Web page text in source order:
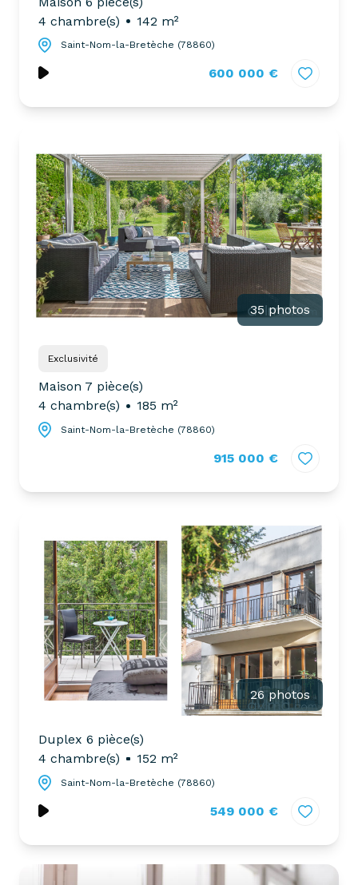
4 chambre(s)
142 m²
Saint-Nom-la-Bretèche (78860)
600 000 €
35 photos
Exclusivité
Maison 7 pièce(s)
4 chambre(s)
185 m²
Saint-Nom-la-Bretèche (78860)
915 000 €
26 photos
Duplex 6 pièce(s)
4 chambre(s)
152 m²
Saint-Nom-la-Bretèche (78860)
549 000 €